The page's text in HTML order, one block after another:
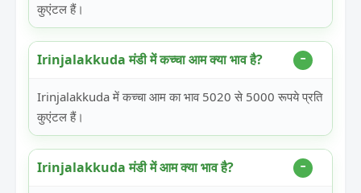
कुएंटल हैं।
Irinjalakkuda मंडी में कच्चा आम क्या भाव है?
Irinjalakkuda में कच्चा आम का भाव 5020 से 5000 रूपये प्रति
कुएंटल हैं।
Irinjalakkuda मंडी में आम क्या भाव है?